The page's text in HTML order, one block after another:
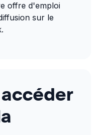
offre d'emploi
sur le